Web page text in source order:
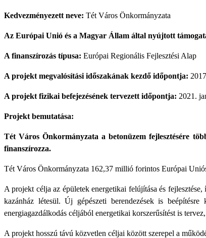
Kedvezményezett neve: Tét Város Önkormányzata
Az Európai Unió és a Magyar Állam által nyújtott
A finanszírozás típusa: Európai Regionális Fejlesztési Alap
A projekt megvalósítási időszakának kezdő időpontja:
A projekt fizikai befejezésének tervezett időpontja: 2021.
Projekt bemutatása:
Tét Város Önkormányzata a betonüzem fejlesztésére
finanszírozza.
Tét Város Önkormányzata 162,37 millió forintos Európai
A projekt célja az épületek energetikai felújítása és
kazánház létesül. Új gépészeti berendezések is
energiagazdálkodás céljából energetikai korszerűsítést is
A projekt hosszú távú közvetlen céljai között szerepel a